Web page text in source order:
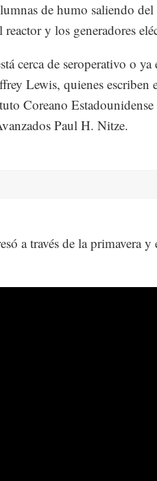
de humo saliendo
reactor y los generadores
cerca de seroperativo o ya
Lewis, quienes escriben
Coreano Estadounidense
Paul H. Nitze.
a través de la primavera y